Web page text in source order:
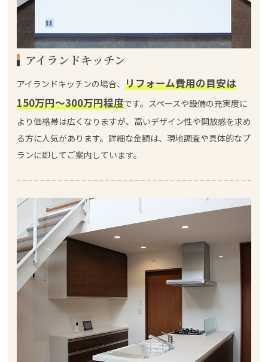
アイランドキッチン
アイランドキッチンの場合、 リフォーム費用の目安は
150万円～300万円程度です。スペースや設備の充実度に
より価格帯は広くなりますが、高いデザイン性や開放感を求め
る方に人気があります。詳細な金額は、現地調査や具体的なプ
ランに即してご案内しています。